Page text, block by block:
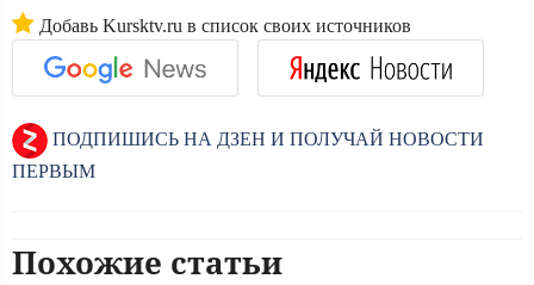
Добавь Kursktv.ru в список своих источников
ПОДПИШИСЬ НА ДЗЕН И ПОЛУЧАЙ НОВОСТИ
ПЕРВЫМ
Похожие статьи